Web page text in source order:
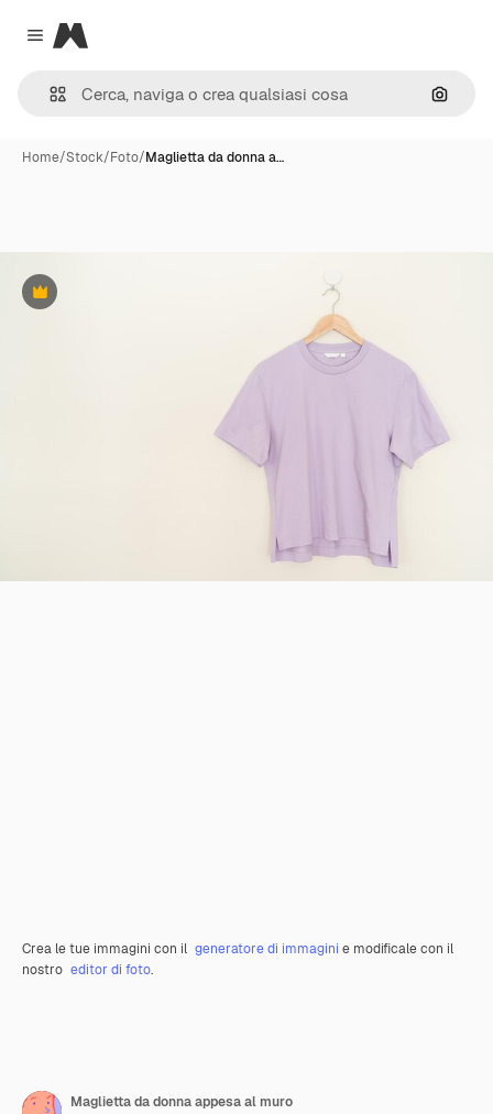
Close menu
Magnific
Cerca
Home/Stock/Foto/Maglietta da donna a…
Premium
Crea le tue immagini con il generatore di immagini e modificale con il
nostro editor di foto.
Maglietta da donna appesa al muro